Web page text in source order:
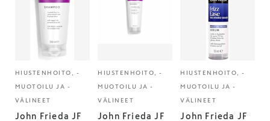
HIUSTENHOITO, -
MUOTOILU JA -
VÄLINEET
John Frieda JF
HIUSTENHOITO, -
MUOTOILU JA -
VÄLINEET
John Frieda JF
HIUSTENHOITO, -
MUOTOILU JA -
VÄLINEET
John Frieda JF